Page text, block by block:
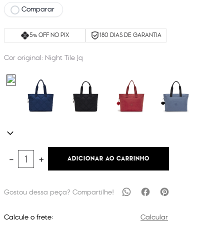
Comparar
5% OFF NO PIX 180 DIAS DE GARANTIA
Cor original: Night Tile Jq
＋
－ ADICIONAR AO CARRINHO
Calcule o frete: Calcular